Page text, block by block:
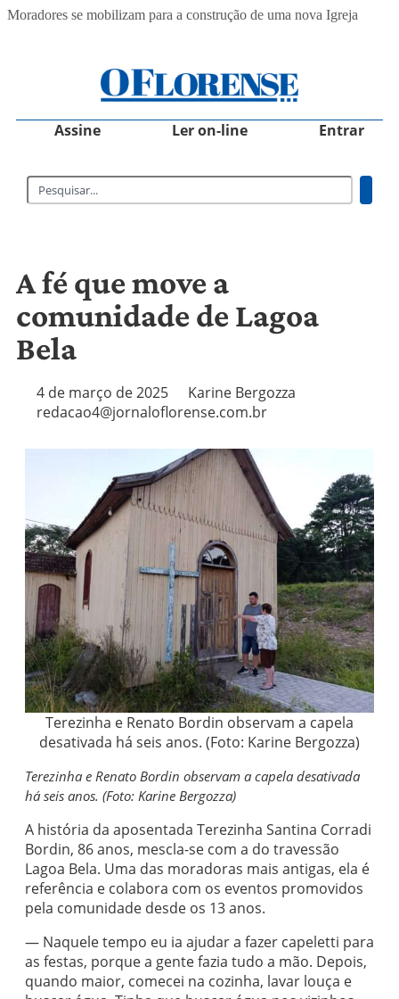
Moradores se mobilizam para a construção de uma nova Igreja
Assine Ler on-line Entrar
A fé que move a
comunidade de Lagoa
Bela
4 de março de 2025
Karine Bergozza
redacao4@jornaloflorense.com.br
Terezinha e Renato Bordin observam a capela
desativada há seis anos. (Foto: Karine Bergozza)
Terezinha e Renato Bordin observam a capela desativada
há seis anos. (Foto: Karine Bergozza)
A história da aposentada Terezinha Santina Corradi
Bordin, 86 anos, mescla-se com a do travessão
Lagoa Bela. Uma das moradoras mais antigas, ela é
referência e colabora com os eventos promovidos
pela comunidade desde os 13 anos.
— Naquele tempo eu ia ajudar a fazer capeletti para
as festas, porque a gente fazia tudo a mão. Depois,
quando maior, comecei na cozinha, lavar louça e